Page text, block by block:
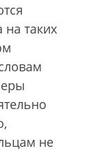
таких
не